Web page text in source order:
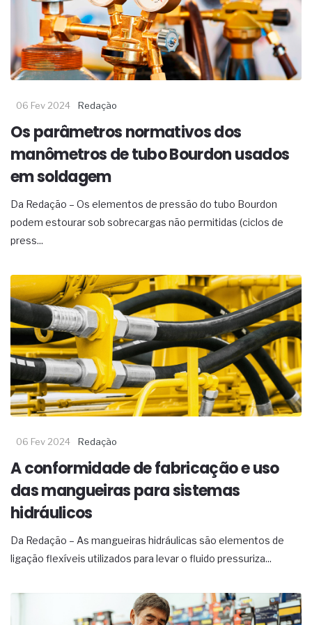
06 Fev 2024 Redação
Os parâmetros normativos dos
manômetros de tubo Bourdon usados
em soldagem
Da Redação – Os elementos de pressão do tubo Bourdon
podem estourar sob sobrecargas não permitidas (ciclos de
press...
06 Fev 2024 Redação
A conformidade de fabricação e uso
das mangueiras para sistemas
hidráulicos
Da Redação – As mangueiras hidráulicas são elementos de
ligação flexíveis utilizados para levar o fluido pressuriza...